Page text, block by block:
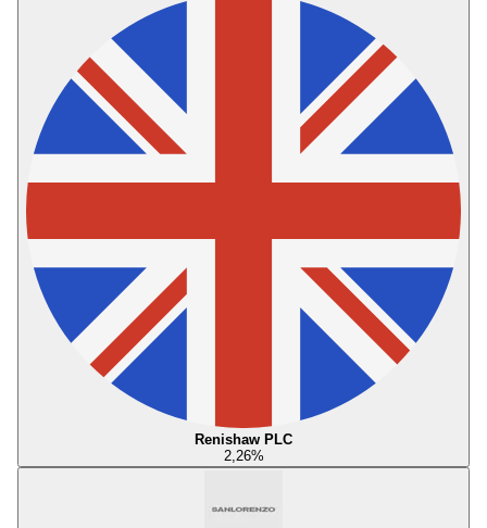
Renishaw PLC
2,26%